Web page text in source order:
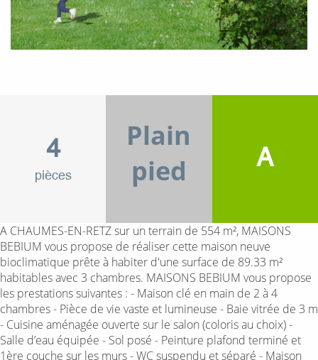
4
pièces
Plain
pied
A
A CHAUMES-EN-RETZ sur un terrain de 554 m², MAISONS
BEBIUM vous propose de réaliser cette maison neuve
bioclimatique prête à habiter d'une surface de 89.33 m²
habitables avec 3 chambres. MAISONS BEBIUM vous propose
les prestations suivantes : - Maison clé en main de 2 à 4
chambres - Pièce de vie vaste et lumineuse - Baie vitrée de 3 m
- Cuisine aménagée ouverte sur le salon (coloris au choix) -
Salle d’eau équipée - Sol posé - Peinture plafond terminé et
1ère couche sur les murs - WC suspendu et séparé - Maison